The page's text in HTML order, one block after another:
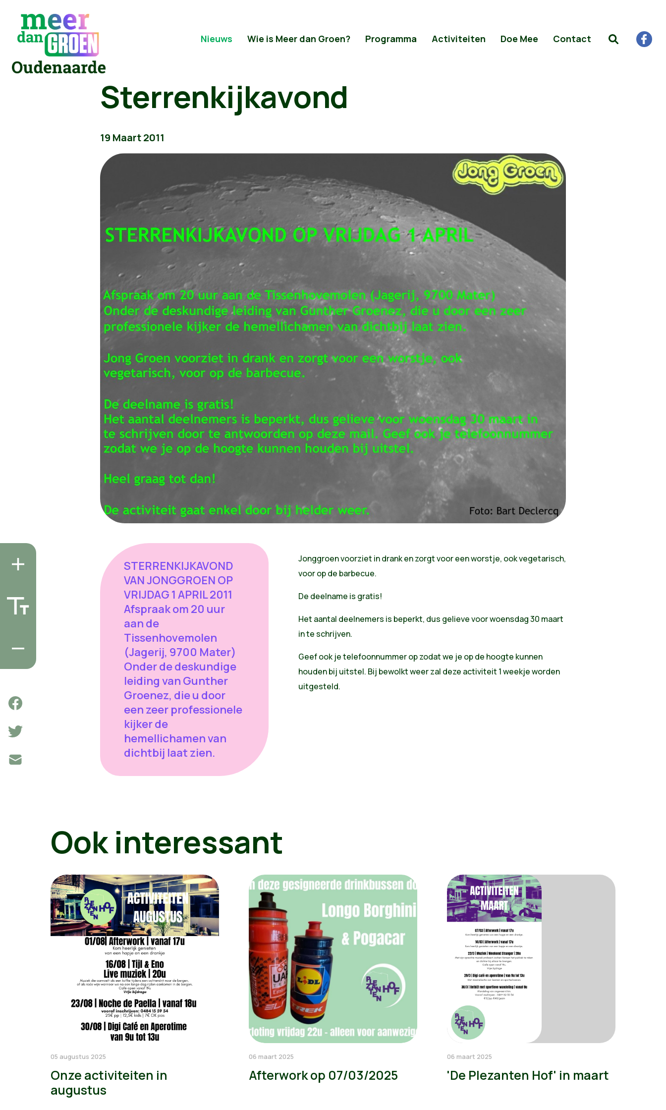
Nieuws Wie is Meer dan Groen? Programma Activiteiten Doe Mee Contact
Sterrenkijkavond
19 Maart 2011
STERRENKIJKAVOND
VAN JONGGROEN OP
VRIJDAG 1 APRIL 2011
Afspraak om 20 uur
aan de
Tissenhovemolen
(Jagerij, 9700 Mater)
Onder de deskundige
leiding van Gunther
Groenez, die u door
een zeer professionele
kijker de
hemellichamen van
dichtbij laat zien.
Jonggroen voorziet in drank en zorgt voor een worstje, ook vegetarisch,
voor op de barbecue.
De deelname is gratis!
Het aantal deelnemers is beperkt, dus gelieve voor woensdag 30 maart
in te schrijven.
Geef ook je telefoonnummer op zodat we je op de hoogte kunnen
houden bij uitstel. Bij bewolkt weer zal deze activiteit 1 weekje worden
uitgesteld.
Ook interessant
05 augustus 2025
Onze activiteiten in
augustus
06 maart 2025
Afterwork op 07/03/2025
06 maart 2025
'De Plezanten Hof' in maart